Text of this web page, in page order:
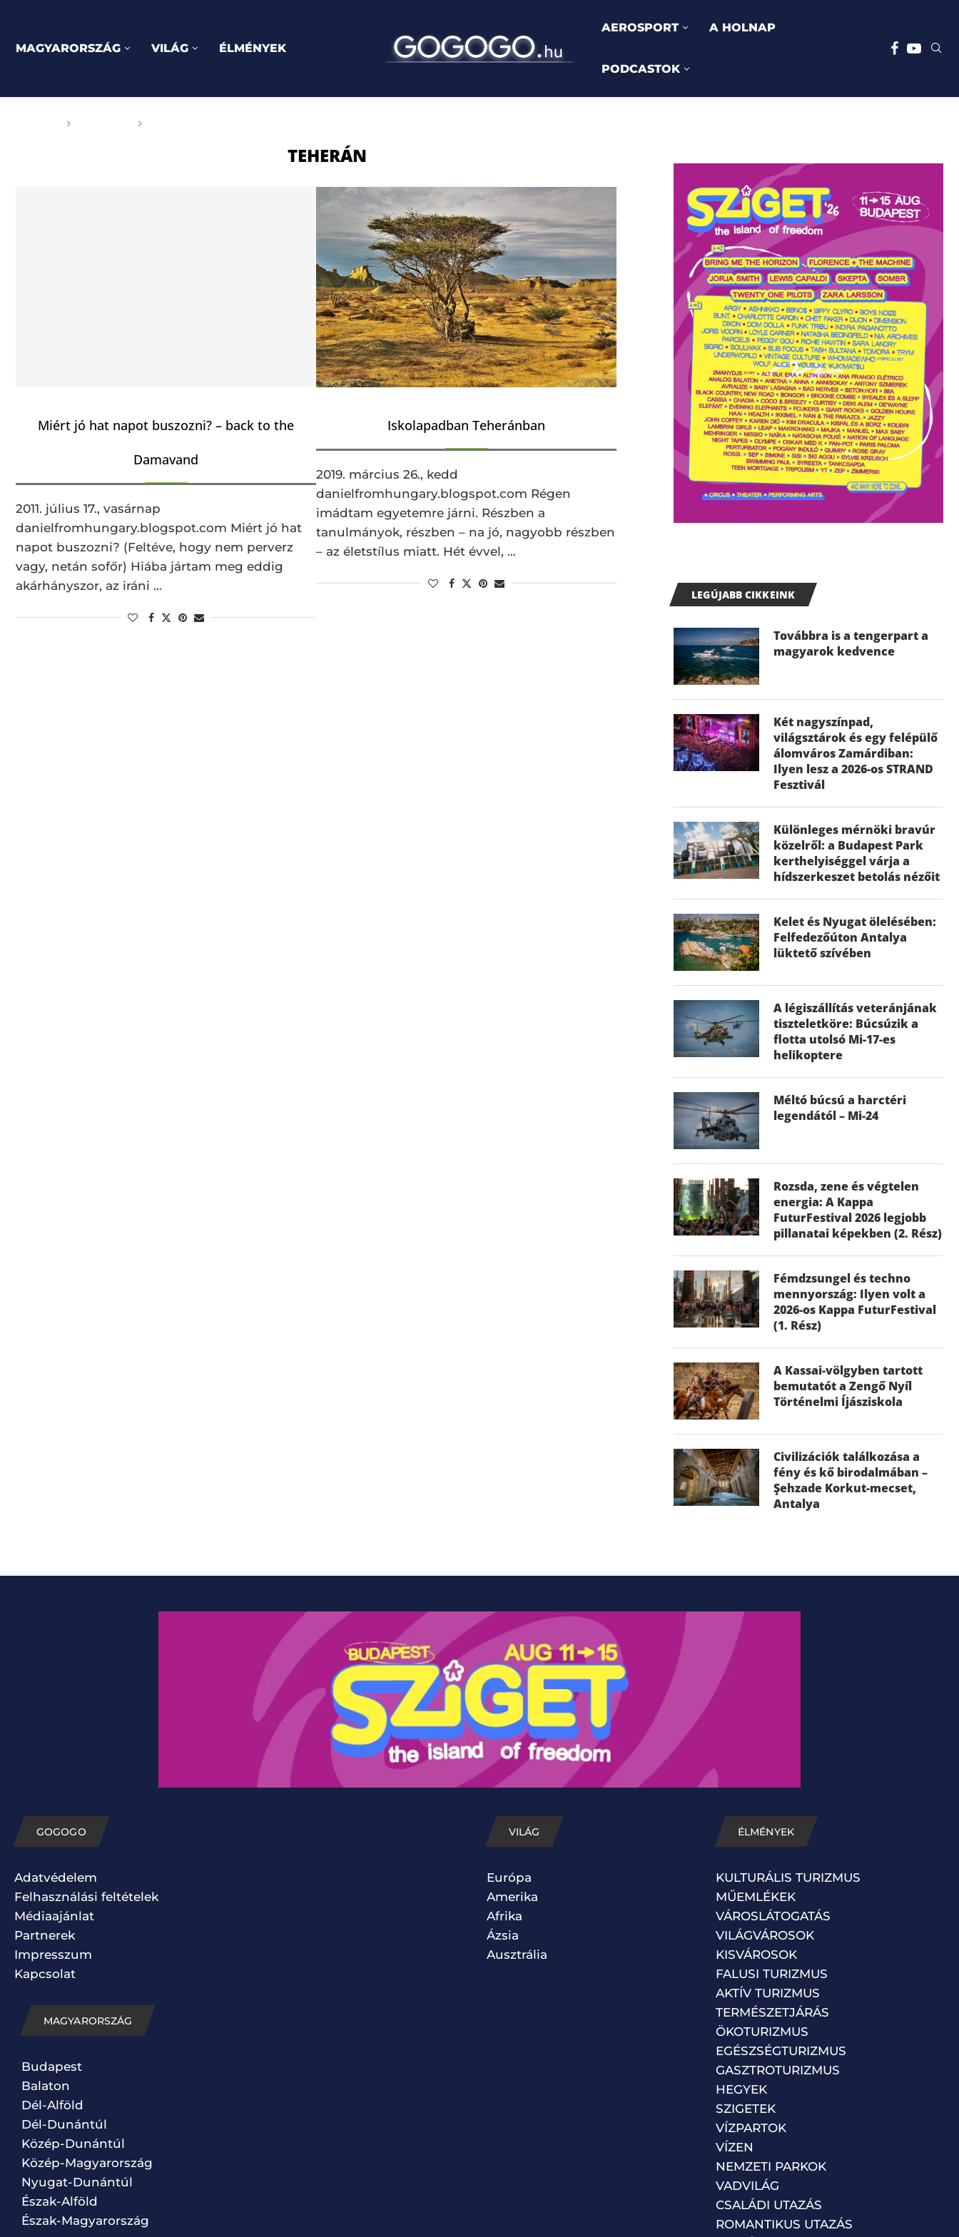
MAGYARORSZÁG VILÁG ÉLMÉNYEK
AEROSPORT A HOLNAP
PODCASTOK
TEHERÁN
Miért jó hat napot buszozni? – back to the
Damavand
2011. július 17., vasárnap
danielfromhungary.blogspot.com Miért jó hat
napot buszozni? (Feltéve, hogy nem perverz
vagy, netán sofőr) Hiába jártam meg eddig
akárhányszor, az iráni …
Iskolapadban Teheránban
2019. március 26., kedd
danielfromhungary.blogspot.com Régen
imádtam egyetemre járni. Részben a
tanulmányok, részben – na jó, nagyobb részben
– az életstílus miatt. Hét évvel, …
LEGÚJABB CIKKEINK
Továbbra is a tengerpart a
magyarok kedvence
Két nagyszínpad,
világsztárok és egy felépülő
álomváros Zamárdiban:
Ilyen lesz a 2026-os STRAND
Fesztivál
Különleges mérnöki bravúr
közelről: a Budapest Park
kerthelyiséggel várja a
hídszerkeszet betolás nézőit
Kelet és Nyugat ölelésében:
Felfedezőúton Antalya
lüktető szívében
A légiszállítás veteránjának
tiszteletköre: Búcsúzik a
flotta utolsó Mi-17-es
helikoptere
Méltó búcsú a harctéri
legendától – Mi-24
Rozsda, zene és végtelen
energia: A Kappa
FuturFestival 2026 legjobb
pillanatai képekben (2. Rész)
Fémdzsungel és techno
mennyország: Ilyen volt a
2026-os Kappa FuturFestival
(1. Rész)
A Kassai-völgyben tartott
bemutatót a Zengő Nyíl
Történelmi Íjásziskola
Civilizációk találkozása a
fény és kő birodalmában –
Şehzade Korkut-mecset,
Antalya
GOGOGO
Adatvédelem
Felhasználási feltételek
Médiaajánlat
Partnerek
Impresszum
Kapcsolat
MAGYARORSZÁG
Budapest
Balaton
Dél-Alföld
Dél-Dunántúl
Közép-Dunántúl
Közép-Magyarország
Nyugat-Dunántúl
Észak-Alföld
Észak-Magyarország
VILÁG
Európa
Amerika
Afrika
Ázsia
Ausztrália
ÉLMÉNYEK
KULTURÁLIS TURIZMUS
MŰEMLÉKEK
VÁROSLÁTOGATÁS
VILÁGVÁROSOK
KISVÁROSOK
FALUSI TURIZMUS
AKTÍV TURIZMUS
TERMÉSZETJÁRÁS
ÖKOTURIZMUS
EGÉSZSÉGTURIZMUS
GASZTROTURIZMUS
HEGYEK
SZIGETEK
VÍZPARTOK
VÍZEN
NEMZETI PARKOK
VADVILÁG
CSALÁDI UTAZÁS
ROMANTIKUS UTAZÁS